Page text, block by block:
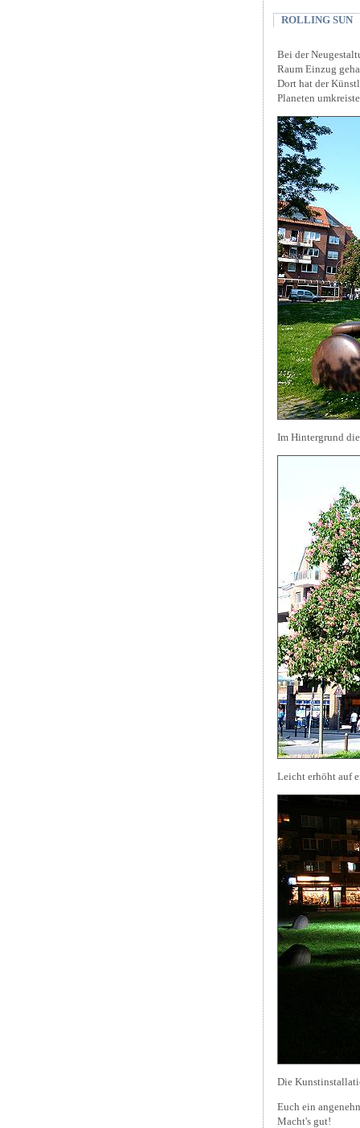
ROLLING SUN
Bei der
Raum Einzug
Dort hat der
Planeten
Im Hintergrund
Leicht erhöht auf
Die
Euch ein
Macht's gut!